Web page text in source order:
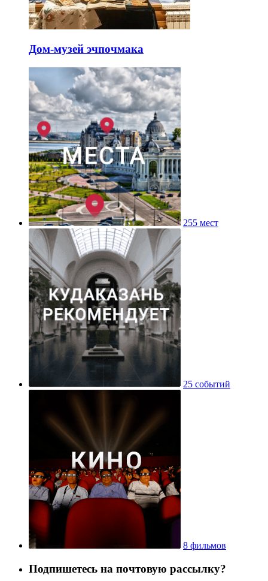
Дом-музей эчпочмака
255 мест
25 событий
8 фильмов
Подпишетесь на почтовую рассылку?